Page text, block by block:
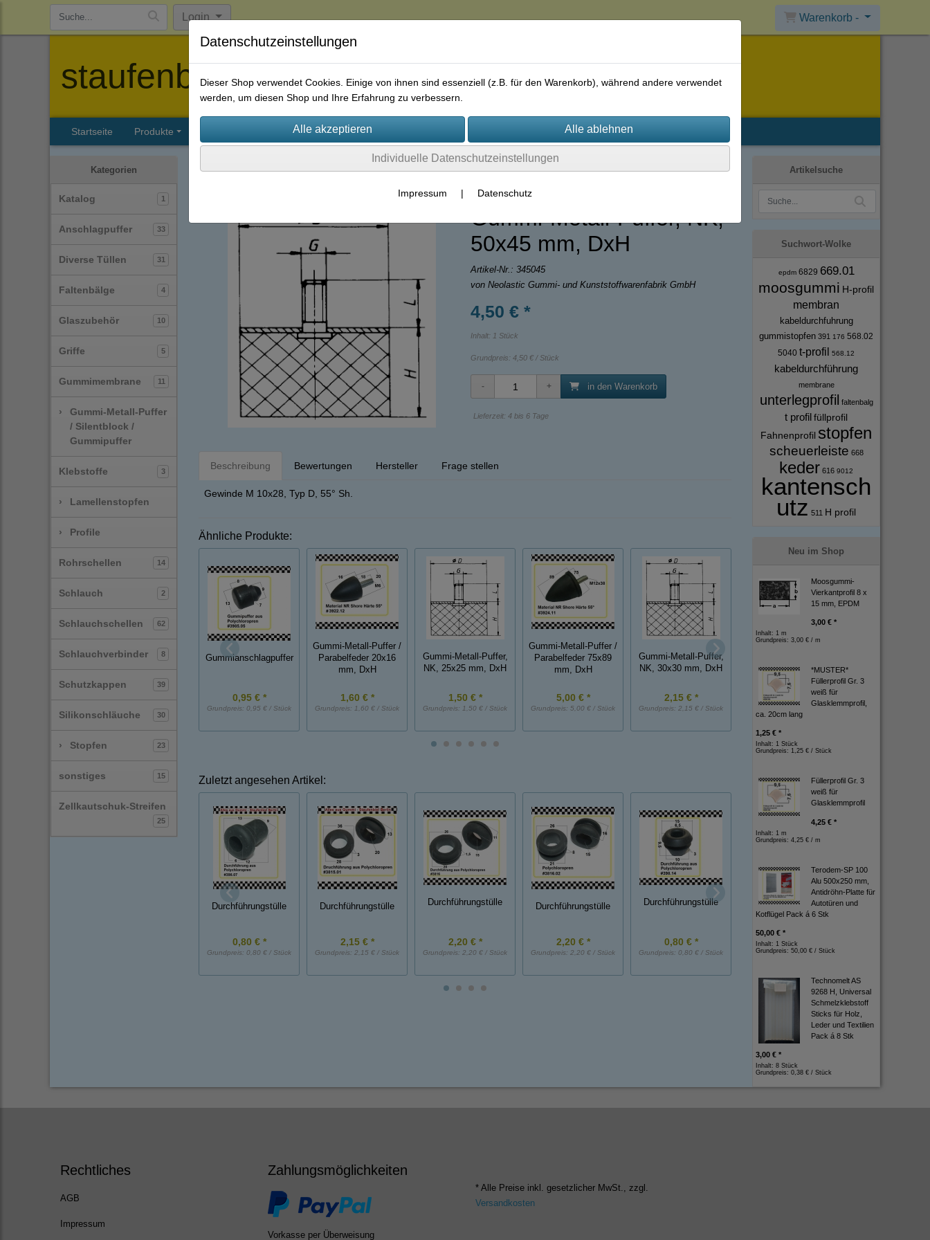
Login Warenkorb -
staufenbiel-berlin
Startseite Produkte Firmenhistorie AGB
Kategorien
Katalog 1
Anschlagpuffer 33
Diverse Tüllen 31
Faltenbälge 4
Glaszubehör 10
Griffe 5
Gummimembrane 11
›
Gummi-Metall-Puffer
/ Silentblock /
Gummipuffer
Klebstoffe 3
› Lamellenstopfen
› Profile
Rohrschellen 14
Schlauch 2
Schlauchschellen 62
Schlauchverbinder 8
Schutzkappen 39
Silikonschläuche 30
› Stopfen 23
sonstiges 15
Zellkautschuk-Streifen
25
Gummi-Metall-Puffer, NK,
50x45 mm, DxH
Artikel-Nr.: 345045
von Neolastic Gummi- und Kunststoffwarenfabrik GmbH
4,50 € *
Inhalt: 1 Stück
Grundpreis: 4,50 € / Stück
in den Warenkorb
Lieferzeit: 4 bis 6 Tage
Beschreibung Bewertungen Hersteller Frage stellen
Gewinde M 10x28, Typ D, 55° Sh.
Ähnliche Produkte:
Gummianschlagpuffer
0,95 € *
Grundpreis: 0,95 € / Stück
Gummi-Metall-Puffer /
Parabelfeder 20x16
mm, DxH
1,60 € *
Grundpreis: 1,60 € / Stück
Gummi-Metall-Puffer,
NK, 25x25 mm, DxH
1,50 € *
Grundpreis: 1,50 € / Stück
Gummi-Metall-Puffer /
Parabelfeder 75x89
mm, DxH
5,00 € *
Grundpreis: 5,00 € / Stück
Gummi-Metall-Puffer,
NK, 30x30 mm, DxH
2,15 € *
Grundpreis: 2,15 € / Stück
1,00 € *
Grundpreis:
Zuletzt angesehen Artikel:
Durchführungstülle
0,80 € *
Grundpreis: 0,80 € / Stück
Durchführungstülle
2,15 € *
Grundpreis: 2,15 € / Stück
Durchführungstülle
2,20 € *
Grundpreis: 2,20 € / Stück
Durchführungstülle
2,20 € *
Grundpreis: 2,20 € / Stück
Durchführungstülle
0,80 € *
Grundpreis: 0,80 € / Stück
Knickschutztülle aus
Polychloropren für
Kabel
1,00 € *
Grundpreis:1,00 € / Stück
Artikelsuche
Suchwort-Wolke
epdm 6829 669.01
moosgummi H-profil
membran
kabeldurchfuhrung
gummistopfen 391 176 568.02
5040 t-profil 568.12
kabeldurchführung
membrane
unterlegprofil faltenbalg
t profilfüllprofil
Fahnenprofil stopfen
scheuerleiste 668
keder 616 9012
kantensch
utz 511 H profil
Neu im Shop
Moosgummi-
Vierkantprofil 8 x
15 mm, EPDM
3,00 € *
Inhalt: 1 m
Grundpreis: 3,00 € / m
*MUSTER*
Füllerprofil Gr. 3
weiß für
Glasklemmprofil,
ca. 20cm lang
1,25 € *
Inhalt: 1 Stück
Grundpreis: 1,25 € / Stück
Füllerprofil Gr. 3
weiß für
Glasklemmprofil
4,25 € *
Inhalt: 1 m
Grundpreis: 4,25 € / m
Terodem-SP 100
Alu 500x250 mm,
Antidröhn-Platte für
Autotüren und
Kotflügel Pack á 6 Stk
50,00 € *
Inhalt: 1 Stück
Grundpreis: 50,00 € / Stück
Technomelt AS
9268 H, Universal
Schmelzklebstoff
Sticks für Holz,
Leder und Textilien
Pack á 8 Stk
3,00 € *
Inhalt: 8 Stück
Grundpreis: 0,38 € / Stück
Rechtliches
AGB
Impressum
Zahlungsmöglichkeiten
Vorkasse per Überweisung
* Alle Preise inkl. gesetzlicher MwSt., zzgl.
Versandkosten
Datenschutzeinstellungen
Dieser Shop verwendet Cookies. Einige von ihnen sind essenziell (z.B. für den Warenkorb), während andere verwendet
werden, um diesen Shop und Ihre Erfahrung zu verbessern.
Individuelle Datenschutzeinstellungen
Impressum | Datenschutz